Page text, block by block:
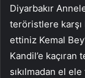
Diyarbakır
teröristlere karşı
ettiniz Kemal
Kandil’e
sıkılmadan el